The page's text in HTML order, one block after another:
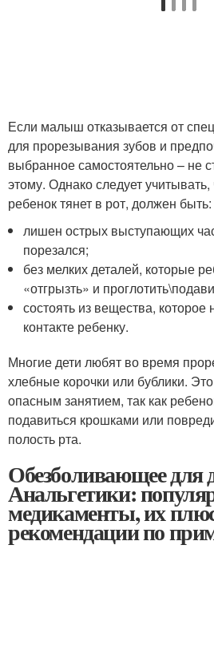
Если малыш отказывается от
для прорезывания зубов и
выбранное самостоятельно – не
этому. Однако следует
ребенок тянет в рот, должен быть:
лишен острых выступающих
порезался;
без мелких деталей, которые
«отгрызть» и
состоять из вещества, которое
контакте ребенку.
Многие дети любят во время
хлебные корочки или бублики.
опасным занятием, так как
подавиться крошками или
полость рта.
Обезболивающее для
Анальгетики:
медикаменты, их
рекомендации по